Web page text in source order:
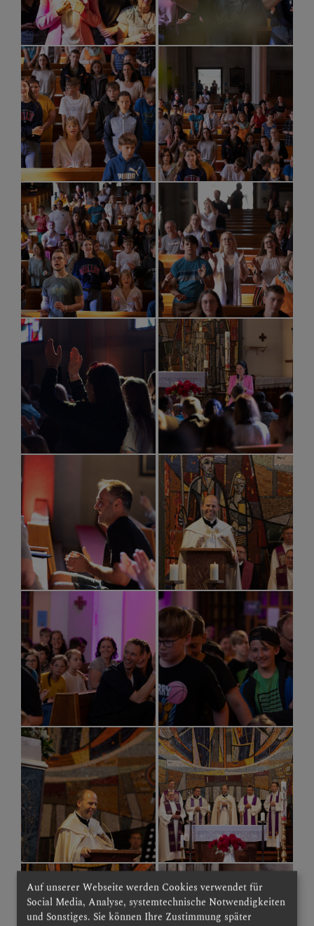
Auf unserer Webseite werden Cookies verwendet für
Social Media, Analyse, systemtechnische Notwendigkeiten
und Sonstiges. Sie können Ihre Zustimmung später